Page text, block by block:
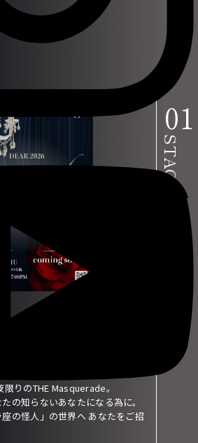
Masquerade
りのTHE Masquerade。
の知らないあなたになる為に。
の怪人」の世界へ あなたをご招